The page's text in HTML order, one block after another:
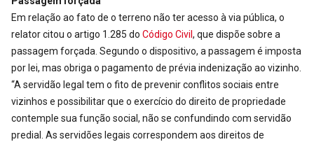
Em relação ao fato de o terreno não ter acesso à via pública, o
relator citou o artigo 1.285 do Código Civil , que dispõe sobre a
passagem forçada. Segundo o dispositivo, a passagem é imposta
por lei, mas obriga o pagamento de prévia indenização ao vizinho.
“A servidão legal tem o fito de prevenir conflitos sociais entre
vizinhos e possibilitar que o exercício do direito de propriedade
contemple sua função social, não se confundindo com servidão
predial. As servidões legais correspondem aos direitos de